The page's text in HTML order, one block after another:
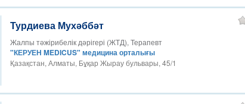
Турдиева Мухәббәт
Жалпы тәжірибелік дәрігері (ЖТД), Терапевт
"КЕРУЕН MEDICUS" медицина орталығы
Қазақстан, Алматы, Бұқар Жырау бульвары, 45/1